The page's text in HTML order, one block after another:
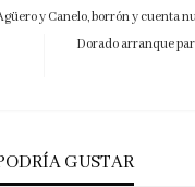
y Canelo, borrón y cuenta
Dorado arranque
GUSTAR